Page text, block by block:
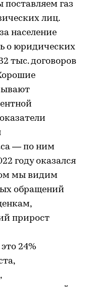
газ
лиц.
население
о юридических
тыс. договоров
— по ним
году оказался
мы видим
обращений
прирост
24%